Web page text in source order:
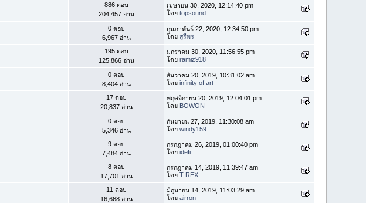
886 ตอบ
204,457 อ่าน
เมษายน 30, 2020, 12:14:40 pm
โดยtopsound
0 ตอบ
6,967 อ่าน
กุมภาพันธ์ 22, 2020, 12:34:50 pm
โดยสุรีพร
195 ตอบ
125,866 อ่าน
มกราคม 30, 2020, 11:56:55 pm
โดยramiz918
0 ตอบ
8,404 อ่าน
ธันวาคม 20, 2019, 10:31:02 am
โดยinfinity of art
17 ตอบ
20,837 อ่าน
พฤศจิกายน 20, 2019, 12:04:01 pm
โดย BOWON
0 ตอบ
5,346 อ่าน
กันยายน 27, 2019, 11:30:08 am
โดยwindy159
9 ตอบ
7,484 อ่าน
กรกฎาคม 26, 2019, 01:00:40 pm
โดยidefi
8 ตอบ
17,701 อ่าน
กรกฎาคม 14, 2019, 11:39:47 am
โดยT-REX
11 ตอบ
16,668 อ่าน
มิถุนายน 14, 2019, 11:03:29 am
โดยairron